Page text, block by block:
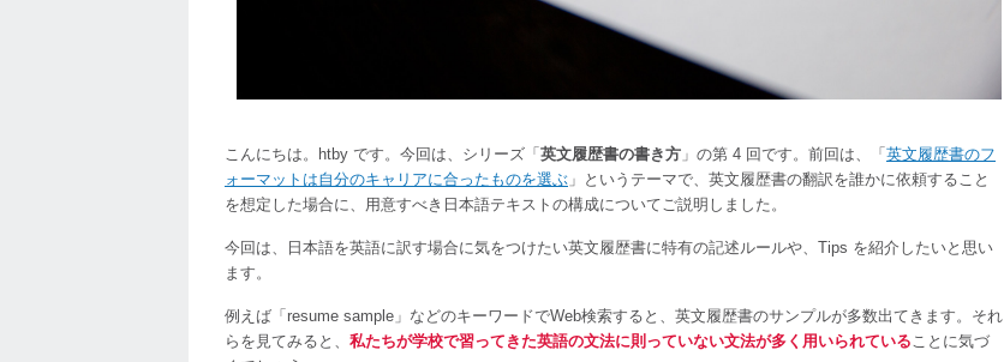
は
こんにちは。htby です。今回は、シリーズ「 英文履歴書の書き方 」の第 4 回です。前回は、「 英文履歴書のフ
ォーマットは自分のキャリアに合ったものを選ぶ 」というテーマで、英文履歴書の翻訳を誰かに依頼すること
を想定した場合に、用意すべき日本語テキストの構成についてご説明しました。
今回は、日本語を英語に訳す場合に気をつけたい英文履歴書に特有の記述ルールや、Tips を紹介したいと思い
ます。
例えば「resume sample」などのキーワードでWeb検索すると、英文履歴書のサンプルが多数出てきます。それ
らを見てみると、 私たちが学校で習ってきた英語の文法に則っていない文法が多く用いられていることに気づ